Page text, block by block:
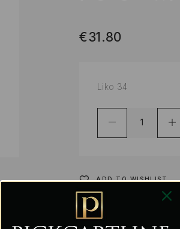
€31.80
Liko 34
ADD TO WISHLIST
PRODUKTO KODAS: